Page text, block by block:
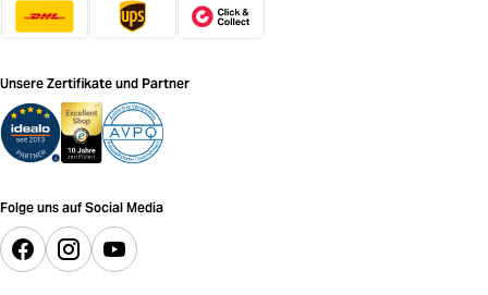
Unsere Zertifikate und Partner
Folge uns auf Social Media